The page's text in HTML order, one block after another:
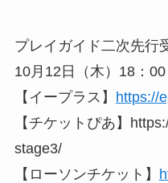
プレイガイド二次先行
10月12日（木）18：
【イープラス】 https://
【チケットぴあ】
stage3/
【ローソンチケット】